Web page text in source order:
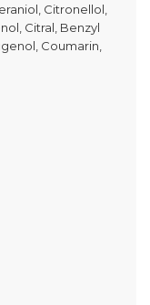
Citronellol,
Citral, Benzyl
Coumarin,